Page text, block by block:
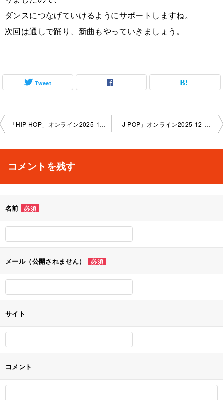
ダンスにつなげていけるようにサポートしますね。
次回は通しで踊り、新曲もやっていきましょう。
Tweet
投
ビ
シ
「HIP HOP」オンライン2025-12-4-no0159-2278 「J POP」オンライン2025-12-8-no0159-2953
コメントを残す
名前 必須
メール（公開されません） 必須
サイト
コメント